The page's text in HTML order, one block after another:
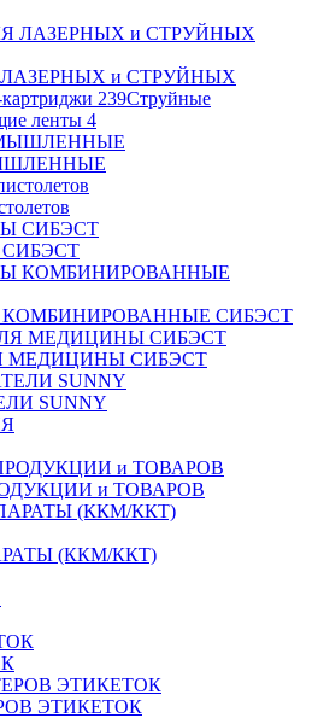
и СТРУЙНЫХ
239Струйные
ленты 4
КОМБИНИРОВАННЫЕ СИБЭСТ
МЕДИЦИНЫ СИБЭСТ
SUNNY
и ТОВАРОВ
(ККМ/ККТ)
ЭТИКЕТОК